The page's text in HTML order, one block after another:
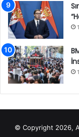
© Copyright 2026,